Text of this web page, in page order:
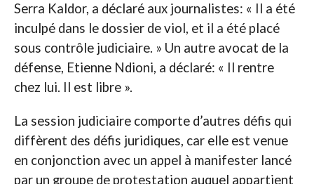
Serra Kaldor, a déclaré aux journalistes: « Il a été
inculpé dans le dossier de viol, et il a été placé
sous contrôle judiciaire. » Un autre avocat de la
défense, Etienne Ndioni, a déclaré: « Il rentre
chez lui. Il est libre ».
La session judiciaire comporte d’autres défis qui
diffèrent des défis juridiques, car elle est venue
en conjonction avec un appel à manifester lancé
par un groupe de protestation auquel appartient